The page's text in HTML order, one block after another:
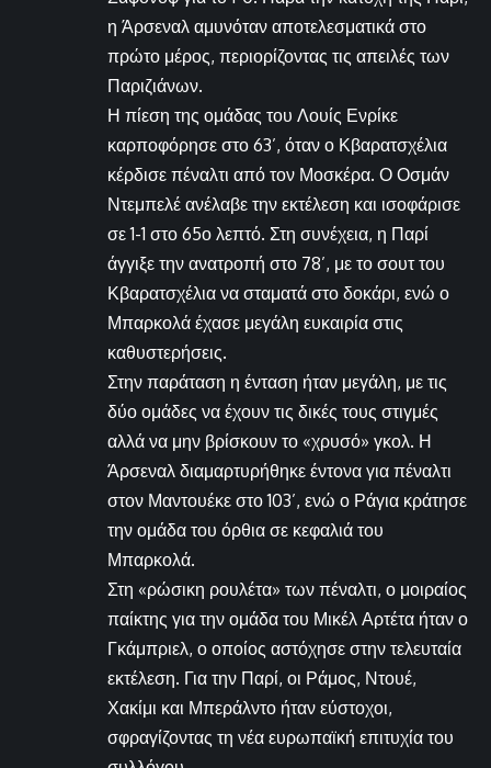
η Άρσεναλ αμυνόταν αποτελεσματικά στο
πρώτο μέρος, περιορίζοντας τις απειλές των
Παριζιάνων.
Η πίεση της ομάδας του Λουίς Ενρίκε
καρποφόρησε στο 63’, όταν ο Κβαρατσχέλια
κέρδισε πέναλτι από τον Μοσκέρα. Ο Οσμάν
Ντεμπελέ ανέλαβε την εκτέλεση και ισοφάρισε
σε 1-1 στο 65ο λεπτό. Στη συνέχεια, η Παρί
άγγιξε την ανατροπή στο 78’, με το σουτ του
Κβαρατσχέλια να σταματά στο δοκάρι, ενώ ο
Μπαρκολά έχασε μεγάλη ευκαιρία στις
καθυστερήσεις.
Στην παράταση η ένταση ήταν μεγάλη, με τις
δύο ομάδες να έχουν τις δικές τους στιγμές
αλλά να μην βρίσκουν το «χρυσό» γκολ. Η
Άρσεναλ διαμαρτυρήθηκε έντονα για πέναλτι
στον Μαντουέκε στο 103’, ενώ ο Ράγια κράτησε
την ομάδα του όρθια σε κεφαλιά του
Μπαρκολά.
Στη «ρώσικη ρουλέτα» των πέναλτι, ο μοιραίος
παίκτης για την ομάδα του Μικέλ Αρτέτα ήταν ο
Γκάμπριελ, ο οποίος αστόχησε στην τελευταία
εκτέλεση. Για την Παρί, οι Ράμος, Ντουέ,
Χακίμι και Μπεράλντο ήταν εύστοχοι,
σφραγίζοντας τη νέα ευρωπαϊκή επιτυχία του